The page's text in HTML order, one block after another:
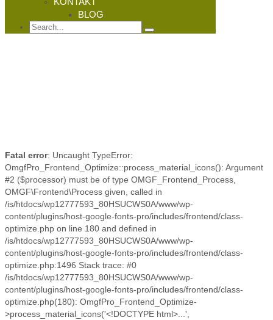
BLOG
Fatal error: Uncaught TypeError:
OmgfPro_Frontend_Optimize::process_material_icons(): Argument
#2 ($processor) must be of type OMGF_Frontend_Process,
OMGF\Frontend\Process given, called in
/is/htdocs/wp12777593_80HSUCWS0A/www/wp-
content/plugins/host-google-fonts-pro/includes/frontend/class-
optimize.php on line 180 and defined in
/is/htdocs/wp12777593_80HSUCWS0A/www/wp-
content/plugins/host-google-fonts-pro/includes/frontend/class-
optimize.php:1496 Stack trace: #0
/is/htdocs/wp12777593_80HSUCWS0A/www/wp-
content/plugins/host-google-fonts-pro/includes/frontend/class-
optimize.php(180): OmgfPro_Frontend_Optimize-
>process_material_icons('<!DOCTYPE html>...',